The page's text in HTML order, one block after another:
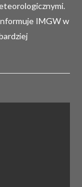
IMGW w